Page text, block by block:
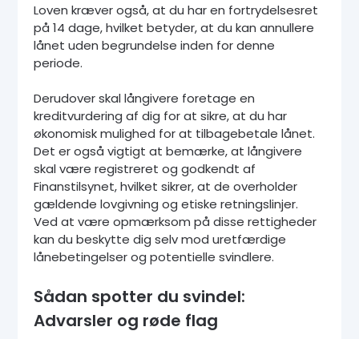
Loven kræver også, at du har en fortrydelsesret
på 14 dage, hvilket betyder, at du kan annullere
lånet uden begrundelse inden for denne
periode.
Derudover skal långivere foretage en
kreditvurdering af dig for at sikre, at du har
økonomisk mulighed for at tilbagebetale lånet.
Det er også vigtigt at bemærke, at långivere
skal være registreret og godkendt af
Finanstilsynet, hvilket sikrer, at de overholder
gældende lovgivning og etiske retningslinjer.
Ved at være opmærksom på disse rettigheder
kan du beskytte dig selv mod uretfærdige
lånebetingelser og potentielle svindlere.
Sådan spotter du svindel:
Advarsler og røde flag